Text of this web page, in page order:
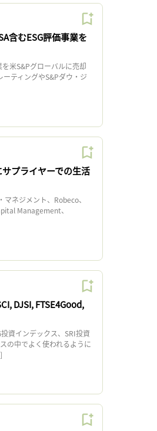
含むESG評価事業を
米S&Pグローバルに売却
ティングやS&Pダウ・ジ
プライヤーでの生活
ネジメント、Robeco、
Management、
DJSI, FTSE4Good,
資インデックス、SRI投資
の中でよく使われるように